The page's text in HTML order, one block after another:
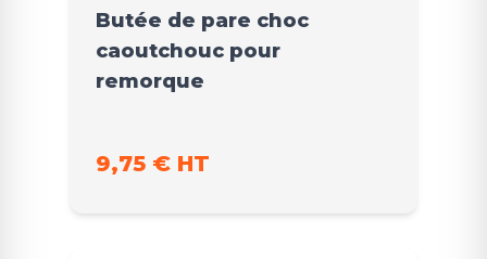
Butée de pare choc
caoutchouc pour
remorque
9,75 € HT